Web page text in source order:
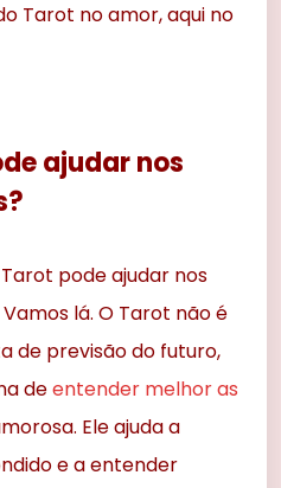
Tarot no amor, aqui no
ajudar nos
pode ajudar nos
lá. O Tarot não é
de previsão do futuro,
deentender melhor as
Ele ajuda a
e a entender